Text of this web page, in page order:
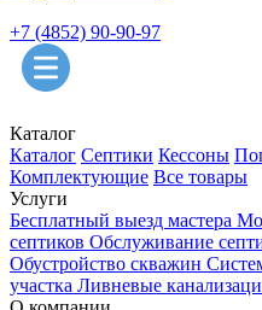
+7 (4852) 90-90-97
Каталог
Каталог Септики Кессоны
Комплектующие Все товары
Услуги
Бесплатный выезд мастера
септиков Обслуживание
Обустройство скважин
участка Ливневые